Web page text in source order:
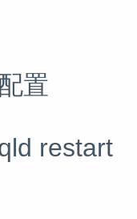
置
restart